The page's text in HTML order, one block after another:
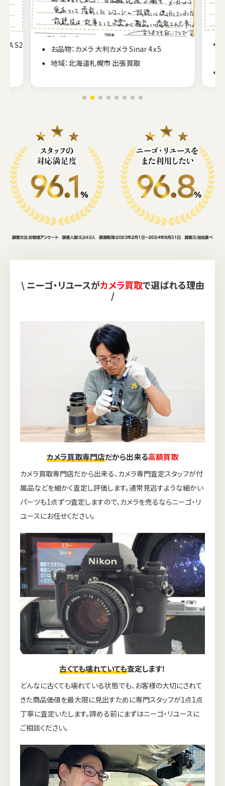
S2
お品物：カメラ 大判カメラ Sinar 4ｘ5
地域：北海道札幌市 出張買取
\ ニーゴ・リユースがカメラ買取で選ばれる理由
/
カメラ買取専門店だから出来る高額買取
カメラ買取専門店だから出来る、カメラ専門査定スタッフが付
属品などを細かく査定し評価します。通常見逃すような細かい
パーツも1点ずつ査定しますので、カメラを売るならニーゴ・リ
ユースにお任せください。
古くても壊れていても査定します！
どんなに古くても壊れている状態でも、お客様の大切にされて
きた商品価値を最大限に見出すために専門スタッフが1点1点
丁寧に査定いたします。諦める前にまずはニーゴ・リユースに
ご相談ください。